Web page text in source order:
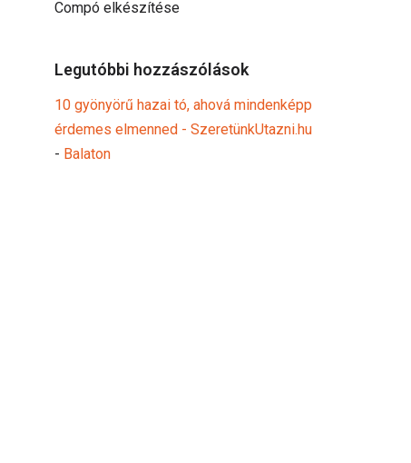
Compó elkészítése
Legutóbbi hozzászólások
10 gyönyörű hazai tó, ahová mindenképp
érdemes elmenned - SzeretünkUtazni.hu
- Balaton